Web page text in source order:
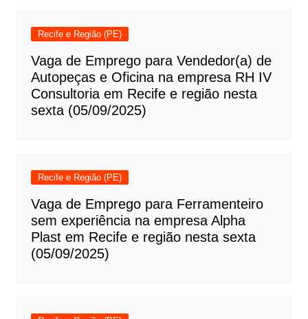
Recife e Região (PE)
Vaga de Emprego para Vendedor(a) de
Autopeças e Oficina na empresa RH IV
Consultoria em Recife e região nesta
sexta (05/09/2025)
Recife e Região (PE)
Vaga de Emprego para Ferramenteiro
sem experiência na empresa Alpha
Plast em Recife e região nesta sexta
(05/09/2025)